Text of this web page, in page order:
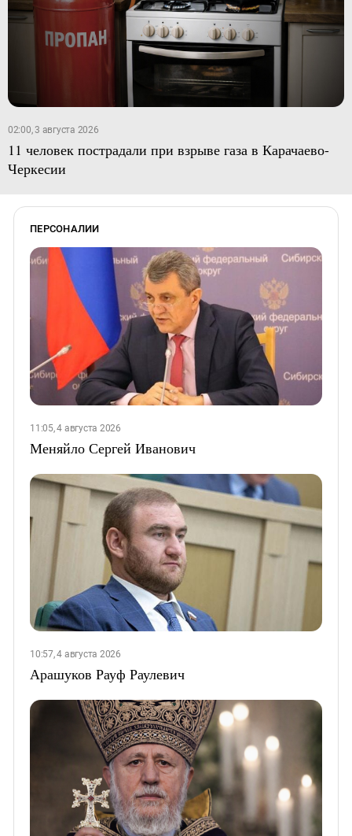
02:00, 3 августа 2026
11 человек пострадали при взрыве газа в Карачаево-
Черкесии
ПЕРСОНАЛИИ
11:05, 4 августа 2026
Меняйло Сергей Иванович
10:57, 4 августа 2026
Арашуков Рауф Раулевич